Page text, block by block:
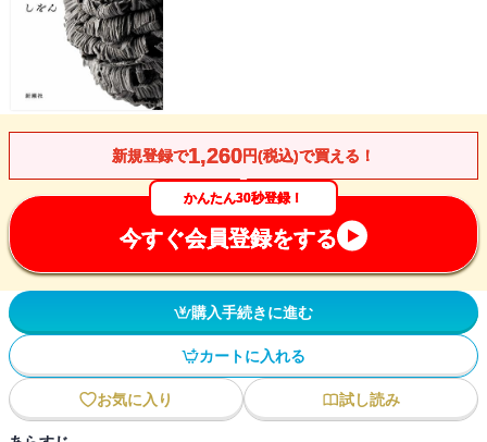
新規登録で1,260円(税込)で買える！
かんたん30秒登録！
今すぐ会員登録をする
購入手続きに進む
カートに入れる
お気に入り 試し読み